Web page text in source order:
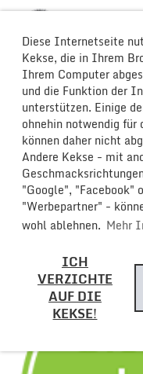
Diese Internetseite
Kekse, die in Ihrem
Ihrem Computer
und die Funktion der
unterstützen. Einige
ohnehin notwendig für
können daher nicht
Andere Kekse - mit
"Google", "Facebook"
"Werbepartner" -
wohl ablehnen. Mehr
ICH
VERZICHTE
AUF DIE
KEKSE!